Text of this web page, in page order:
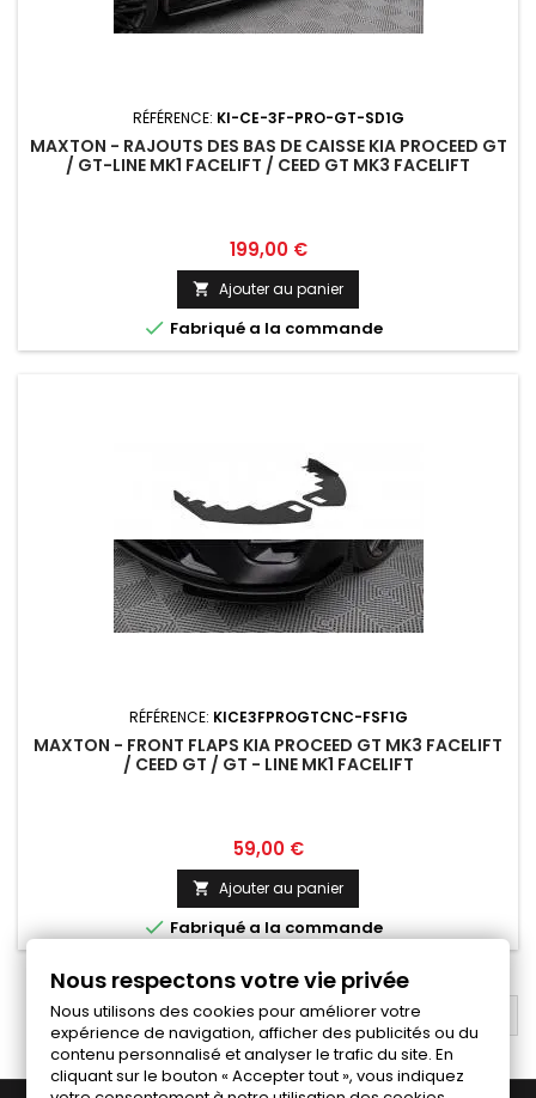
RÉFÉRENCE: KI-CE-3F-PRO-GT-SD1G
MAXTON - RAJOUTS DES BAS DE CAISSE KIA PROCEED GT
/ GT-LINE MK1 FACELIFT / CEED GT MK3 FACELIFT
Prix
199,00 €
 Ajouter au panier
 Fabriqué a la commande
RÉFÉRENCE: KICE3FPROGTCNC-FSF1G
MAXTON - FRONT FLAPS KIA PROCEED GT MK3 FACELIFT
/ CEED GT / GT - LINE MK1 FACELIFT
Prix
59,00 €
 Ajouter au panier
Fabriqué a la commande
RETOUR EN HAUT
Nous respectons votre vie privée
Nous utilisons des cookies pour améliorer votre
expérience de navigation, afficher des publicités ou du
contenu personnalisé et analyser le trafic du site. En
cliquant sur le bouton « Accepter tout », vous indiquez